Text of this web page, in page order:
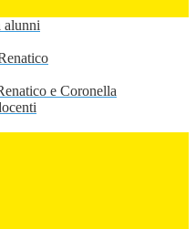
alunni
e Coronella